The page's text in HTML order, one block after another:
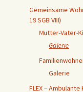
Gemeinsame
19 SGB VIII)
Mutter-Vater-
Galerie
Galerie
FLEX – Ambulante